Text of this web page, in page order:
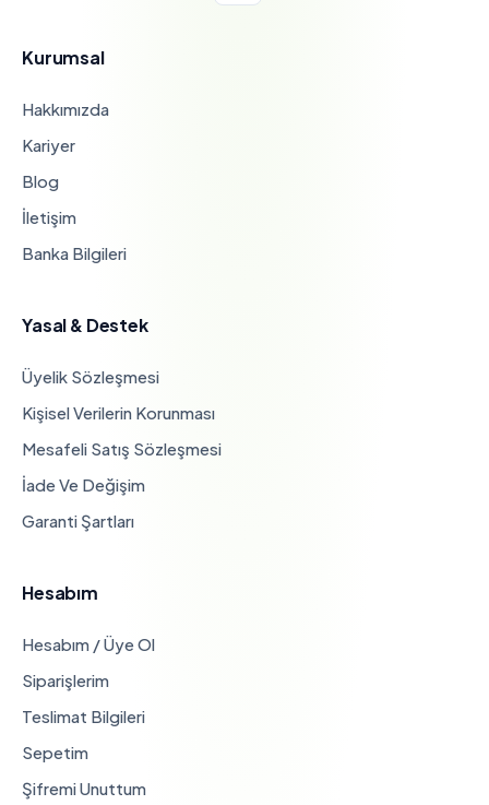
Kurumsal
Hakkımızda
Kariyer
Blog
İletişim
Banka Bilgileri
Yasal & Destek
Üyelik Sözleşmesi
Kişisel Verilerin Korunması
Mesafeli Satış Sözleşmesi
İade Ve Değişim
Garanti Şartları
Hesabım
Hesabım / Üye Ol
Siparişlerim
Teslimat Bilgileri
Sepetim
Şifremi Unuttum